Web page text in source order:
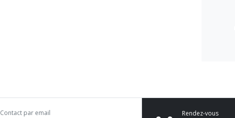
Contact par email Rendez-vous